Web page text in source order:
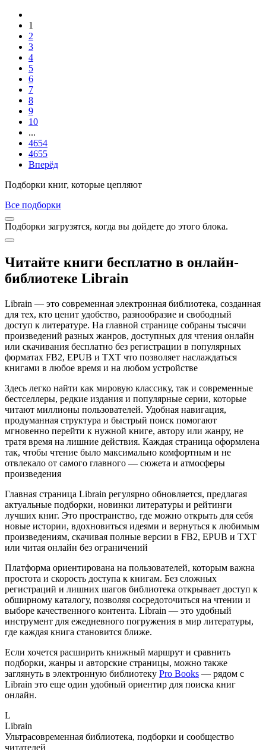
1
2
3
4
5
6
7
8
9
10
...
4654
4655
Вперёд
Подборки книг, которые цепляют
Все подборки
Подборки загрузятся, когда вы дойдете до этого блока.
Читайте книги бесплатно в онлайн-
библиотеке Librain
Librain — это современная электронная библиотека, созданная
для тех, кто ценит удобство, разнообразие и свободный
доступ к литературе. На главной странице собраны тысячи
произведений разных жанров, доступных для чтения онлайн
или скачивания бесплатно без регистрации в популярных
форматах FB2, EPUB и TXT что позволяет наслаждаться
книгами в любое время и на любом устройстве
Здесь легко найти как мировую классику, так и современные
бестселлеры, редкие издания и популярные серии, которые
читают миллионы пользователей. Удобная навигация,
продуманная структура и быстрый поиск помогают
мгновенно перейти к нужной книге, автору или жанру, не
тратя время на лишние действия. Каждая страница оформлена
так, чтобы чтение было максимально комфортным и не
отвлекало от самого главного — сюжета и атмосферы
произведения
Главная страница Librain регулярно обновляется, предлагая
актуальные подборки, новинки литературы и рейтинги
лучших книг. Это пространство, где можно открыть для себя
новые истории, вдохновиться идеями и вернуться к любимым
произведениям, скачивая полные версии в FB2, EPUB и TXT
или читая онлайн без ограничений
Платформа ориентирована на пользователей, которым важна
простота и скорость доступа к книгам. Без сложных
регистраций и лишних шагов библиотека открывает доступ к
обширному каталогу, позволяя сосредоточиться на чтении и
выборе качественного контента. Librain — это удобный
инструмент для ежедневного погружения в мир литературы,
где каждая книга становится ближе.
Если хочется расширить книжный маршрут и сравнить
подборки, жанры и авторские страницы, можно также
заглянуть в электронную библиотеку Pro Books — рядом с
Librain это еще один удобный ориентир для поиска книг
онлайн.
L
Librain
Ультрасовременная библиотека, подборки и сообщество
читателей